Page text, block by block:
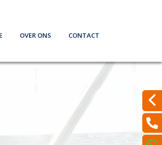
Over ons
Spaardiensten
Contact
Laat een bericht achter
Even met ons Videobellen?
Een klacht melden?